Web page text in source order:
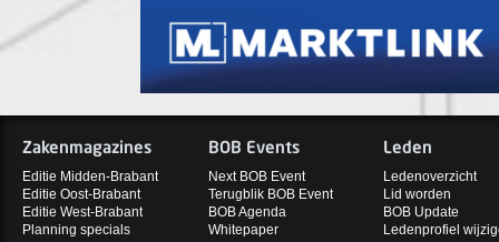
Zakenmagazines
Editie Midden-Brabant
Editie Oost-Brabant
Editie West-Brabant
Planning specials
BOB Events
Next BOB Event
Terugblik BOB Event
BOB Agenda
Whitepaper
Leden
Ledenoverzicht
Lid worden
BOB Update
Ledenprofiel